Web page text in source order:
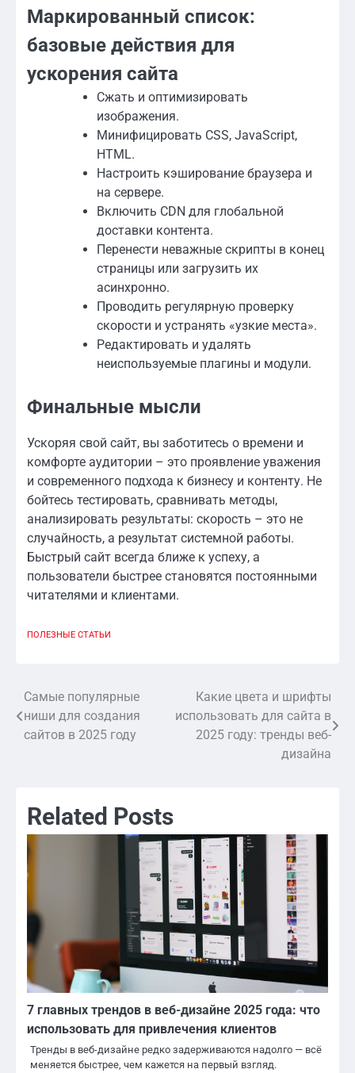
Маркированный список:
базовые действия для
ускорения сайта
Сжать и оптимизировать
изображения.
Минифицировать CSS, JavaScript,
HTML.
Настроить кэширование браузера и
на сервере.
Включить CDN для глобальной
доставки контента.
Перенести неважные скрипты в конец
страницы или загрузить их
асинхронно.
Проводить регулярную проверку
скорости и устранять «узкие места».
Редактировать и удалять
неиспользуемые плагины и модули.
Финальные мысли
Ускоряя свой сайт, вы заботитесь о времени и
комфорте аудитории – это проявление уважения
и современного подхода к бизнесу и контенту. Не
бойтесь тестировать, сравнивать методы,
анализировать результаты: скорость – это не
случайность, а результат системной работы.
Быстрый сайт всегда ближе к успеху, а
пользователи быстрее становятся постоянными
читателями и клиентами.
ПОЛЕЗНЫЕ СТАТЬИ
Навигация
по
Самые популярные
ниши для создания
сайтов в 2025 году
Какие цвета и шрифты
использовать для сайта в
2025 году: тренды веб-
дизайна
Related Posts
7 главных трендов в веб-дизайне 2025 года: что
использовать для привлечения клиентов
Тренды в веб-дизайне редко задерживаются надолго — всё
меняется быстрее, чем кажется на первый взгляд.